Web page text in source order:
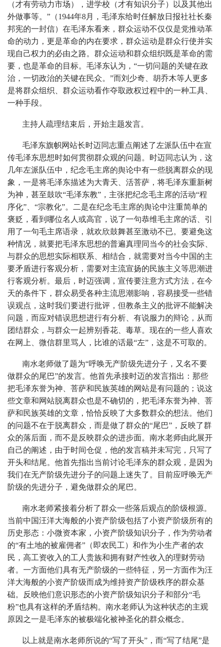
（才有劳动力市场），进学校（才有知识分子）以及其他出
外做事等。”（1944年8月，毛泽东给时任解放日报社社长秦
邦宪的一封信）在毛泽东看来，群众运动不仅仅是党推动革
命的动力，更是革命的内在要求，群众运动是群众行使并实
现自己权力的必由之路。群众运动和群众组织既是革命的需
要，也是革命的目标。毛泽东认为，“一切问题的关键在政
治，一切政治的关键在民众。”而刘少奇、胡乔木等人更多
是将群众组织、群众运动看作夺取政权过程中的一种工具、
一种手段。
主持人疏理结束后，开始主题发言。
毛泽东旗帜网站长时迈同志重点阐述了左派队伍中在宣
传毛泽东思想时如何贯彻群众观的问题。时迈同志认为，这
几年左派队伍中，纪念毛主席的舆论中有一些脱离群众的现
象，一是将毛泽东描述为大青天、活菩萨，将毛泽东重新树
为神，甚至鼓吹“毛泽东教”，主张把纪念毛主席的活动“程
序化”、“宗教化”。二是在纪念毛主席的舆论中注重简单的
褒贬，看到哪位名人或高官，说了一句恭维毛主席的话、引
用了一句毛主席语录，就欢欣鼓舞甚至激动不已。要避免这
种情况，就要把毛泽东思想的普遍真理同当今的社会实际、
与群众的思想实际相联系、相结合，就需要对当今中国的主
要矛盾进行客观分析，需要对主流宣扬的民族主义等思潮进
行客观分析。最后，时迈强调，宣传要注意方式方法，在今
天的条件下，群众易受各种主流思潮影响，容易接受一些错
误观点，这时我们要进行批评，但教条主义的批评不能解决
问题，而应对错误思想进行有分析、有说服力的辩论，从而
团结群众，与群众一起辨别香花、毒草。现在的一些人喜欢
在网上、微信群里骂人，比谁的话最“左”，这是不可取的。
南水老师做了题为“呼唤无产阶级先进分子，又名不要
做群众的尾巴”的发言。他首先承接时迈的发言指出：那些
把毛泽东誉为神、菩萨和民族英雄的网站是有问题的；说这
些文章和网站脱离群众也是不确切的，把毛泽东誉为神、菩
萨和民族英雄的文章，恰恰反映了大多数群众的想法。他们
的问题不在于脱离群众，而是做了群众的“尾巴”，反映了群
众的落后面，而不是反映群众的进步面。南水老师由此展开
自己的阐述，由于时间仓促，他的发言稿并未写完，只写了
开头和结尾。他首先指出当前讨论毛泽东的群众观，是因为
我们在无产阶级先进分子的问题上迷失了。目前应呼唤无产
阶级的先进分子，避免做群众的尾巴。
南水老师紧接着分析了群众一些落后观点的阶级根源。
当前中国汪洋大海般的小资产阶级包括了小资产阶级所有的
历史形态：小微资本家，小资产阶级知识分子，作为劳动者
的“有土地的被雇佣者”（即农民工）和作为小生产者的农
民，高工资收入的工人贵族和拥有财产性收入的理财劳动
者。一方面他们具有无产阶级的一些特征，另一方面作为汪
洋大海般的小资产阶级而成为维持资产阶级秩序的群众基
础。反映他们意识形态的小资产阶级知识分子和部分“毛
粉”也具有这样的矛盾结构。南水老师认为这种状态的主观
原因之一是毛泽东的被极端化被神圣化的群众概念。
以上就是南水老师所说的“写了开头”，而“写了结尾”是